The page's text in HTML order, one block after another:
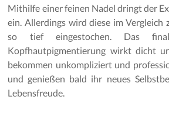
Mithilfe einer feinen Nadel dringt der
ein. Allerdings wird diese im Vergleich
so tief eingestochen. Das
Kopfhautpigmentierung wirkt dicht
bekommen unkompliziert und
und genießen bald ihr neues
Lebensfreude.